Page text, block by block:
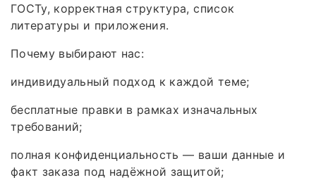
ГОСТу, корректная структура, список
литературы и приложения.
Почему выбирают нас:
индивидуальный подход к каждой теме;
бесплатные правки в рамках изначальных
требований;
полная конфиденциальность — ваши данные и
факт заказа под надёжной защитой;